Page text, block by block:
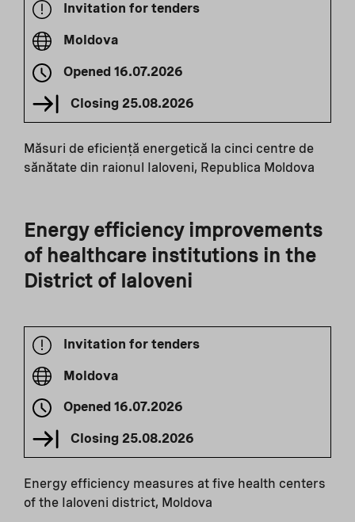
Invitation for tenders
Moldova
Opened 16.07.2026
Closing 25.08.2026
Măsuri de eficiență energetică la cinci centre de
sănătate din raionul Ialoveni, Republica Moldova
Energy efficiency improvements
of healthcare institutions in the
District of Ialoveni
Invitation for tenders
Moldova
Opened 16.07.2026
Closing 25.08.2026
Energy efficiency measures at five health centers
of the Ialoveni district, Moldova